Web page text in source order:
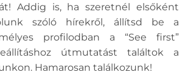
Addig is, ha szeretnél elsőként
szóló hírekről, állítsd be a
profilodban a “See first”
útmutatást találtok a
Hamarosan találkozunk!